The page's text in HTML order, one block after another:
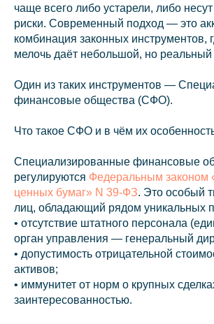
чаще всего либо устарели, либо
риски. Современный подход — это
комбинация законных инструментов,
мелочь даёт небольшой, но
Один из таких инструментов —
финансовые общества (СФО).
Что такое СФО и в чём их
Специализированные финансовые
регулируются Федеральным законом
ценных бумаг» N 39-ФЗ. Это особый
лиц, обладающий рядом уникальных
• отсутствие штатного персонала
орган управления — генеральный
• допустимость отрицательной
активов;
• иммунитет от норм о крупных
заинтересованностью.